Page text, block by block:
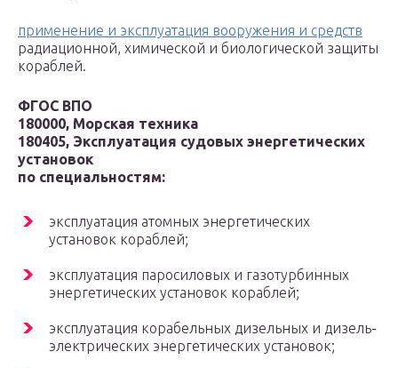
применение и эксплуатация вооружения и средств
радиационной, химической и биологической защиты
кораблей.
ФГОС ВПО
180000, Морская техника
180405, Эксплуатация судовых энергетических
установок
по специальностям:
эксплуатация атомных энергетических
установок кораблей;
эксплуатация паросиловых и газотурбинных
энергетических установок кораблей;
эксплуатация корабельных дизельных и дизель-
электрических энергетических установок;